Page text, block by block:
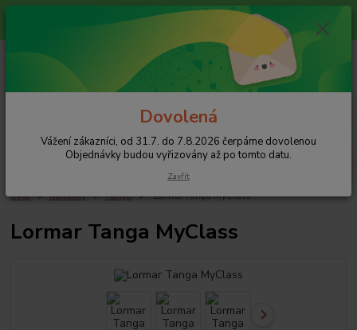
Vážení zákazníci, od 31.7. do 7.8.2026 čerpáme dovolenou
Objednávky budou vyřizovány až po tomto datu.
+420 608 754 282
pište email, pokud nezvedám tel.
Úvod Kalhotky Tanga Lormar Tanga MyClass
Lormar Tanga MyClass
Dovolená
Vážení zákazníci, od 31.7. do 7.8.2026 čerpáme dovolenou
Objednávky budou vyřizovány až po tomto datu.
Zavřít